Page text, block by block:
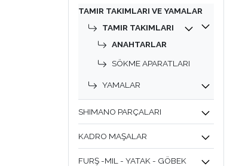
TAMIR TAKIMLARI VE YAMALAR
TAMIR TAKIMLARI
ANAHTARLAR
SÖKME APARATLARI
YAMALAR
SHIMANO PARÇALARI
KADRO MAŞALAR
FURŞ -MIL - YATAK - GÖBEK